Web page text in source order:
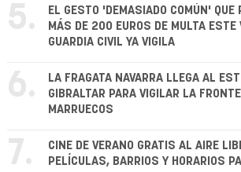
5.
EL GESTO 'DEMASIADO COMÚN' QUE
MÁS DE 200 EUROS DE MULTA ESTE
GUARDIA CIVIL YA VIGILA
6.
LA FRAGATA NAVARRA LLEGA AL
GIBRALTAR PARA VIGILAR LA
MARRUECOS
7.
CINE DE VERANO GRATIS AL AIRE
PELÍCULAS, BARRIOS Y HORARIOS